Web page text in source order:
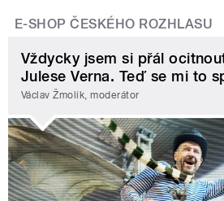
E-SHOP ČESKÉHO ROZHLASU
Vždycky jsem si přál
Julese Verna. Teď se mi to
Václav Žmolík, moderátor